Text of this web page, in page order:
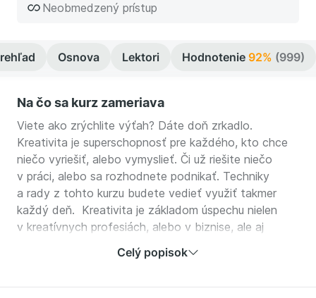
Neobmedzený prístup
Osnova Lektori Hodnotenie 92% (999)
Na čo sa kurz zameriava
Viete ako zrýchlite výťah? Dáte doň zrkadlo.
Kreativita je superschopnosť pre každého, kto chce
niečo vyriešiť, alebo vymyslieť. Či už riešite niečo
v práci, alebo sa rozhodnete podnikať. Techniky
a rady z tohto kurzu budete vedieť využiť takmer
každý deň. Kreativita je základom úspechu nielen
v kreatívnych profesiách, alebo v biznise, ale aj
v každodennom živote.
sa kreativitou podarí živiť a z nich len pár to dokáže
Celý popisok